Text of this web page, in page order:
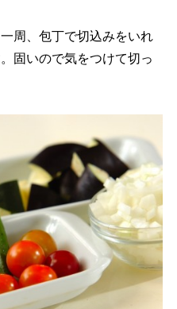
周、包丁で切込みをいれ
固いので気をつけて切っ